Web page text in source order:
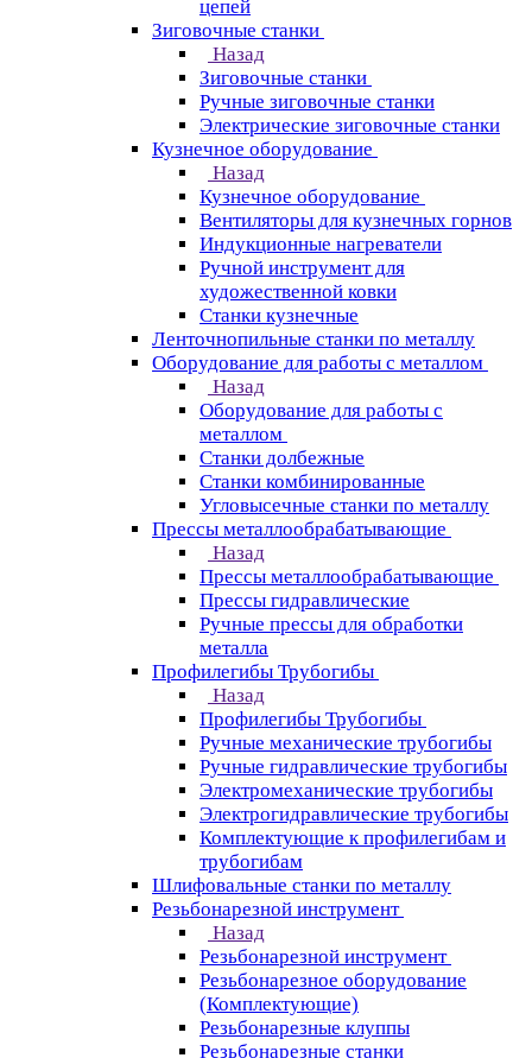
цепей
Зиговочные станки
Назад
Зиговочные станки
Ручные зиговочные станки
Электрические зиговочные станки
Кузнечное оборудование
Назад
Кузнечное оборудование
Вентиляторы для кузнечных горнов
Индукционные нагреватели
Ручной инструмент для
художественной ковки
Станки кузнечные
Ленточнопильные станки по металлу
Оборудование для работы с металлом
Назад
Оборудование для работы с
металлом
Станки долбежные
Станки комбинированные
Угловысечные станки по металлу
Прессы металлообрабатывающие
Назад
Прессы металлообрабатывающие
Прессы гидравлические
Ручные прессы для обработки
металла
Профилегибы Трубогибы
Назад
Профилегибы Трубогибы
Ручные механические трубогибы
Ручные гидравлические трубогибы
Электромеханические трубогибы
Электрогидравлические трубогибы
Комплектующие к профилегибам и
трубогибам
Шлифовальные станки по металлу
Резьбонарезной инструмент
Назад
Резьбонарезной инструмент
Резьбонарезное оборудование
(Комплектующие)
Резьбонарезные клуппы
Резьбонарезные станки